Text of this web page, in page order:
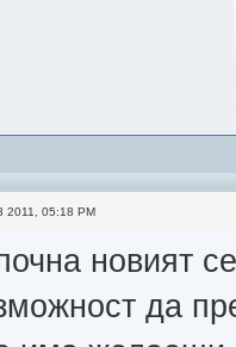
2011, 05:18 PM
новият
да